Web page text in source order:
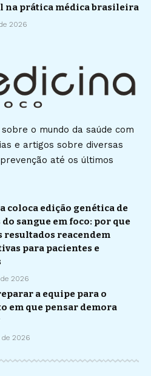
na prática médica brasileira
2026
o mundo da saúde com
e artigos sobre diversas
até os últimos
coloca edição genética de
do sangue em foco: por que
resultados reacendem
para pacientes e
de 2026
a equipe para o
em que pensar demora
2026